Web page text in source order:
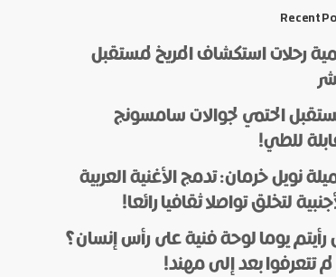
Recent
رحلات استكشاف المريخ لمستقبل
الحتمي لجوالات سامسونج
للطي!
نويل خرمان: تدمج الأغنية العربية
لتخلق تواصلا ثقافيا رائعا!
يوما لوحة فنية على رأس إنسان؟
لم تتعرفوا بعد إلى مهند!